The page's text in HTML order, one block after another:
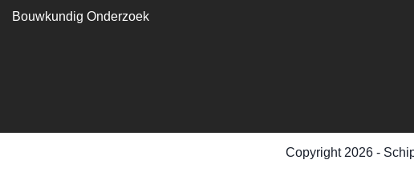
Bouwkundig Onderzoek
Copyright 2026 -